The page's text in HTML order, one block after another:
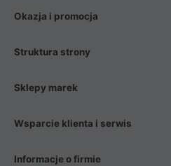
Okazja i promocja
Struktura strony
Sklepy marek
Wsparcie klienta i serwis
Informacje o firmie